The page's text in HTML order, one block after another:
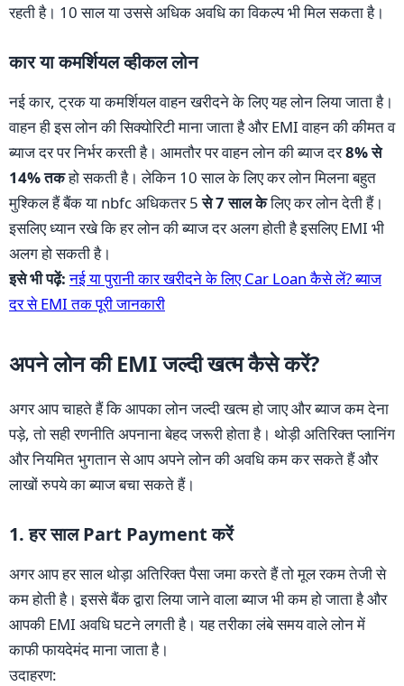
रहती है। 10 साल या उससे अधिक अवधि का विकल्प भी मिल सकता है।
कार या कमर्शियल व्हीकल लोन
नई कार, ट्रक या कमर्शियल वाहन खरीदने के लिए यह लोन लिया जाता है।
वाहन ही इस लोन की सिक्योरिटी माना जाता है और EMI वाहन की कीमत व
ब्याज दर पर निर्भर करती है। आमतौर पर वाहन लोन की ब्याज दर8% से
14% तकहो सकती है। लेकिन 10 साल के लिए कर लोन मिलना बहुत
मुश्किल हैं बैंक या nbfc अधिकतर 5से 7 साल केलिए कर लोन देती हैं।
इसलिए ध्यान रखे कि हर लोन की ब्याज दर अलग होती है इसलिए EMI भी
अलग हो सकती है।
इसे भी पढ़ें:नई या पुरानी कार खरीदने के लिए Car Loan कैसे लें? ब्याज
दर से EMI तक पूरी जानकारी
अपने लोन की EMI जल्दी खत्म कैसे करें?
अगर आप चाहते हैं कि आपका लोन जल्दी खत्म हो जाए और ब्याज कम देना
पड़े, तो सही रणनीति अपनाना बेहद जरूरी होता है। थोड़ी अतिरिक्त प्लानिंग
और नियमित भुगतान से आप अपने लोन की अवधि कम कर सकते हैं और
लाखों रुपये का ब्याज बचा सकते हैं।
1. हर साल Part Payment करें
अगर आप हर साल थोड़ा अतिरिक्त पैसा जमा करते हैं तो मूल रकम तेजी से
कम होती है। इससे बैंक द्वारा लिया जाने वाला ब्याज भी कम हो जाता है और
आपकी EMI अवधि घटने लगती है। यह तरीका लंबे समय वाले लोन में
काफी फायदेमंद माना जाता है।
उदाहरण: